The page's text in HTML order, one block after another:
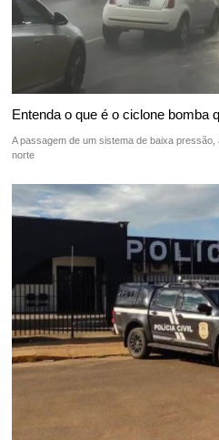
Entenda o que é o ciclone bomba
A passagem de um sistema de baixa
norte